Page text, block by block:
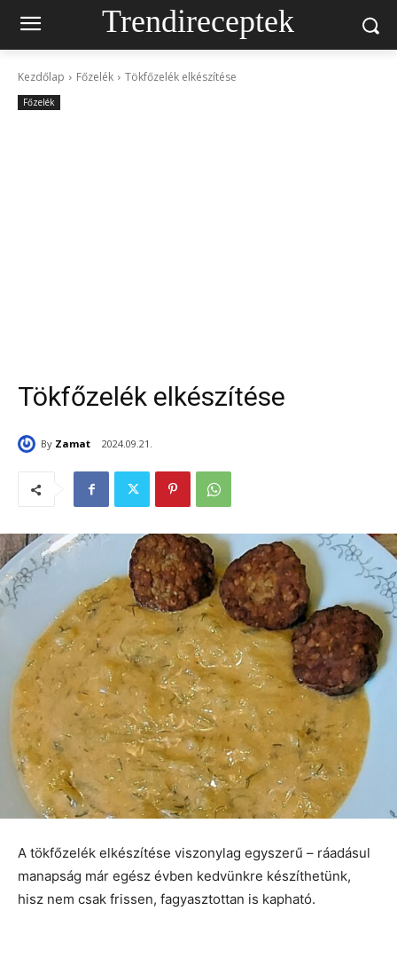
Trendireceptek
Kezdőlap Főzelék Tökfőzelék elkészítése
Főzelék
Tökfőzelék elkészítése
By Zamat 2024.09.21.
A tökfőzelék elkészítése viszonylag egyszerű – ráadásul
manapság már egész évben kedvünkre készíthetünk,
hisz nem csak frissen, fagyasztottan is kapható.